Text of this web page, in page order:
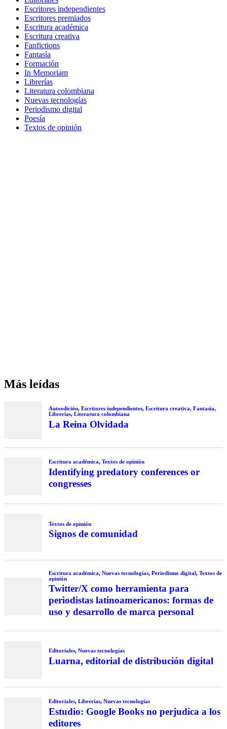
Escritores independientes
Escritores premiados
Escritura académica
Escritura creativa
Fanfictions
Fantasía
Formación
In Memoriam
Librerías
Literatura colombiana
Nuevas tecnologías
Periodismo digital
Poesía
Textos de opinión
Más leídas
Autoedición, Escritores independientes, Escritura creativa, Fantasía,
Librerías, Literatura colombiana
La Reina Olvidada
Escritura académica, Textos de opinión
Identifying predatory conferences or
congresses
Textos de opinión
Signos de comunidad
Escritura académica, Nuevas tecnologías, Periodismo digital, Textos de
opinión
Twitter/X como herramienta para
periodistas latinoamericanos: formas de
uso y desarrollo de marca personal
Editoriales, Nuevas tecnologías
Luarna, editorial de distribución digital
Editoriales, Librerías, Nuevas tecnologías
Estudio: Google Books no perjudica a los
editores